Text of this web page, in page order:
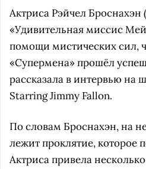
Актриса Рэйчел
«Удивительная миссис
помощи мистических сил,
«Супермена» прошёл
рассказала в интервью на
Starring Jimmy Fallon.
По словам Броснахэн, на
лежит проклятие, которое
Актриса привела